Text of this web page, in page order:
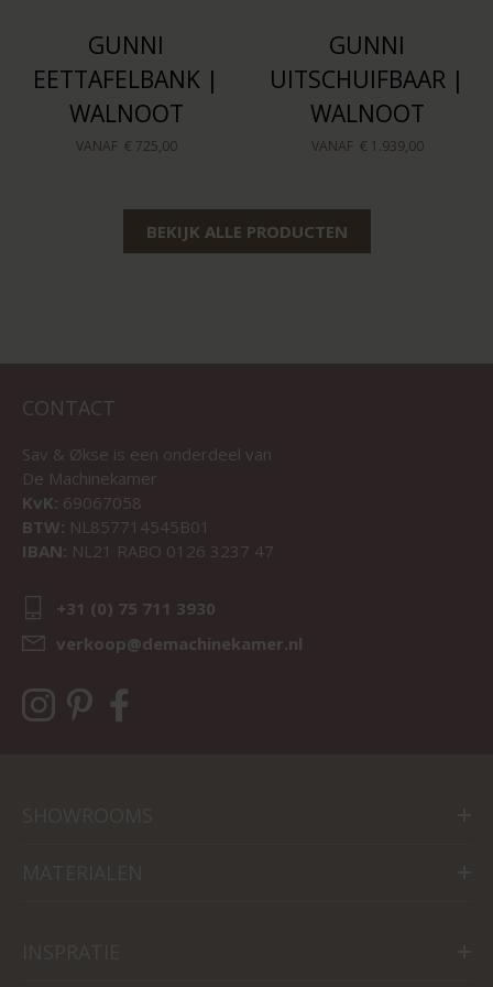
GUNNI
EETTAFELBANK |
WALNOOT
VANAF € 725,00
GUNNI
UITSCHUIFBAAR |
WALNOOT
VANAF € 1.939,00
BEKIJK ALLE PRODUCTEN
CONTACT
Sav & Økse is een onderdeel van
De Machinekamer
KvK: 69067058
BTW: NL857714545B01
IBAN: NL21 RABO 0126 3237 47
+31 (0) 75 711 3930
verkoop@demachinekamer.nl